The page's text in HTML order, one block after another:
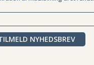
NYHEDSBREV